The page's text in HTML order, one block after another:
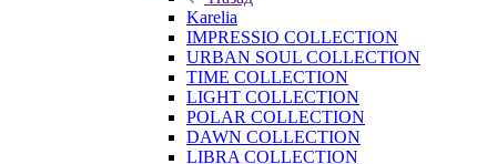
Karelia
IMPRESSIO COLLECTION
URBAN SOUL COLLECTION
TIME COLLECTION
LIGHT COLLECTION
POLAR COLLECTION
DAWN COLLECTION
LIBRA COLLECTION